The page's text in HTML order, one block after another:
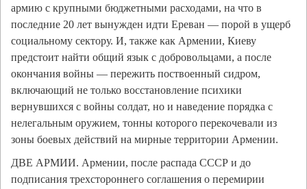
армию с крупными бюджетными расходами, на что в
последние 20 лет вынужден идти Ереван — порой в ущерб
социальному сектору. И, также как Армении, Киеву
предстоит найти общий язык с добровольцами, а после
окончания войны — пережить поствоенный сидром,
включающий не только восстановление психики
вернувшихся с войны солдат, но и наведение порядка с
нелегальным оружием, тонны которого перекочевали из
зоны боевых действий на мирные территории Армении.
ДВЕ АРМИИ. Армении, после распада СССР и до
подписания трехстороннего соглашения о перемирии